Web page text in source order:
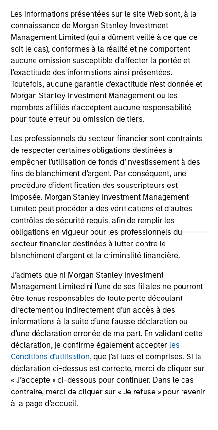
Les informations présentées sur le site Web sont, à la
connaissance de Morgan Stanley Investment
Management Limited (qui a dûment veillé à ce que ce
soit le cas), conformes à la réalité et ne comportent
aucune omission susceptible d'affecter la portée et
l'exactitude des informations ainsi présentées.
Toutefois, aucune garantie d'exactitude n'est donnée et
Morgan Stanley Investment Management ou les
membres affiliés n'acceptent aucune responsabilité
pour toute erreur ou omission de tiers.
Les professionnels du secteur financier sont contraints
de respecter certaines obligations destinées à
empêcher l’utilisation de fonds d’investissement à des
fins de blanchiment d’argent. Par conséquent, une
procédure d’identification des souscripteurs est
imposée. Morgan Stanley Investment Management
Limited peut procéder à des vérifications et d’autres
contrôles de sécurité requis, afin de remplir les
obligations en vigueur pour les professionnels du
secteur financier destinées à lutter contre le
blanchiment d’argent et la criminalité financière.
J’admets que ni Morgan Stanley Investment
Management Limited ni l’une de ses filiales ne pourront
être tenus responsables de toute perte découlant
directement ou indirectement d’un accès à des
informations à la suite d’une fausse déclaration ou
d’une déclaration erronée de ma part. En validant cette
déclaration, je confirme également accepter les
Conditions d’utilisation, que j’ai lues et comprises. Si la
déclaration ci-dessus est correcte, merci de cliquer sur
« J’accepte » ci-dessous pour continuer. Dans le cas
contraire, merci de cliquer sur « Je refuse » pour revenir
à la page d’accueil.
Seeks to provide an attractive total return,
with low correlation to traditional asset
classes.
Team Insights
ALTS IN FOCUS
Hedge Funds 2026 Midyear Outlook
As markets grow more complex and the
dispersion of outcomes increases, we believe
hedge funds will continue to play a valuable
role in investor portfolios through 2026,
offering the potential to enhance returns,
reduce volatility, and provide diversification
regardless of the market’s ultimate direction.
16-JUL-2026